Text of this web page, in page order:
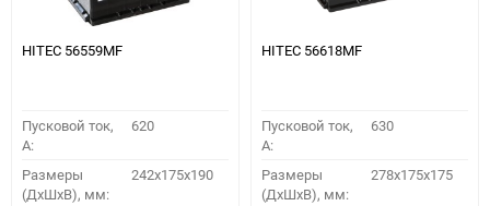
HITEC 56559MF
Пусковой ток,
A:
620
Размеры
(ДхШхВ), мм:
242x175x190
HITEC 56618MF
Пусковой ток,
A:
630
Размеры
(ДхШхВ), мм:
278x175x175